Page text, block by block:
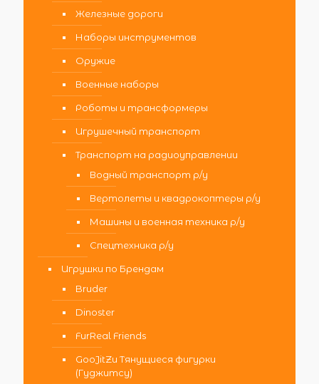
Железные дороги
Наборы инструментов
Оружие
Военные наборы
Роботы и трансформеры
Игрушечный транспорт
Транспорт на радиоуправлении
Водный транспорт р/у
Вертолеты и квадрокоптеры р/у
Машины и военная техника р/у
Спецтехника р/у
Игрушки по Брендам
Bruder
Dinoster
FurReal Friends
GooJitZu Тянущиеся фигурки
(Гуджитсу)